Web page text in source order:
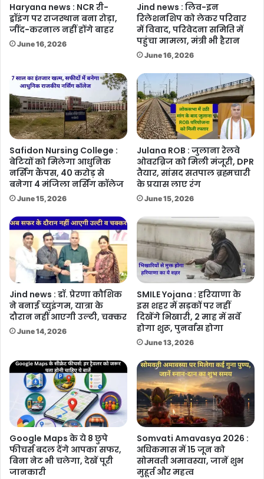
Haryana news : NCR री-
ड्रॉइंग पर राजस्थान बना रोड़ा,
जींद-करनाल नहीं होंगे बाहर
June 16, 2026
Jind news : लिव-इन
रिलेशनशिप को लेकर परिवार
में विवाद, परिवेदना समिति में
पहुंचा मामला, मंत्री भी हैरान
June 16, 2026
Safidon Nursing College :
बेटियों को मिलेगा आधुनिक
नर्सिंग कैंपस, 40 करोड़ से
बनेगा 4 मंजिला नर्सिंग कॉलेज
June 15, 2026
Julana ROB : जुलाना रेलवे
ओवरब्रिज को मिली मंजूरी, DPR
तैयार, सांसद सतपाल ब्रह्मचारी
के प्रयास लाए रंग
June 15, 2026
Jind news : डॉ. प्रेरणा कौशिक
ने बनाई च्युइंगम, यात्रा के
दौरान नहीं आएगी उल्टी, चक्कर
June 14, 2026
SMILE Yojana : हरियाणा के
इस शहर में सड़कों पर नहीं
दिखेंगे भिखारी, 2 माह में सर्वे
होगा शुरू, पुनर्वास होगा
June 13, 2026
Google Maps के ये 8 छुपे
फीचर्स बदल देंगे आपका सफर,
बिना नेट भी चलेगा, देखें पूरी
जानकारी
Somvati Amavasya 2026 :
अधिकमास में 15 जून को
सोमवती अमावस्या, जानें शुभ
मुहूर्त और महत्व